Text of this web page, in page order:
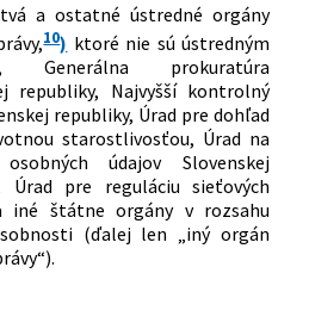
a ostatné ústredné orgány
10) ktoré nie sú ústredným
Generálna prokuratúra
republiky, Najvyšší kontrolný
republiky, Úrad pre dohľad
starostlivosťou, Úrad na
údajov Slovenskej
Úrad pre reguláciu sieťových
iné štátne orgány v rozsahu
(ďalej len „iný orgán